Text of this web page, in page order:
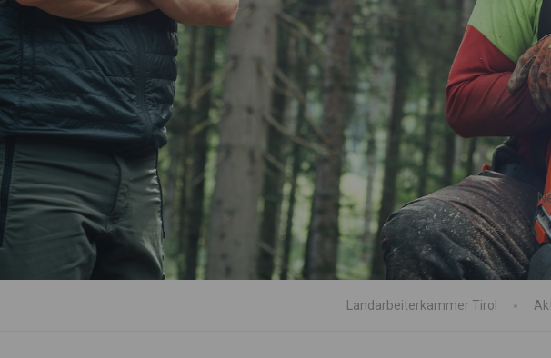
Landarbeiterkammer Tirol